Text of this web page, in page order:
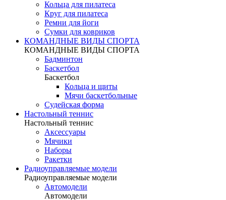
Кольца для пилатеса
Круг для пилатеса
Ремни для йоги
Сумки для ковриков
КОМАНДНЫЕ ВИДЫ СПОРТА
КОМАНДНЫЕ ВИДЫ СПОРТА
Бадминтон
Баскетбол
Баскетбол
Кольца и щиты
Мячи баскетбольные
Судейская форма
Настольный теннис
Настольный теннис
Аксессуары
Мячики
Наборы
Ракетки
Радиоуправляемые модели
Радиоуправляемые модели
Автомодели
Автомодели